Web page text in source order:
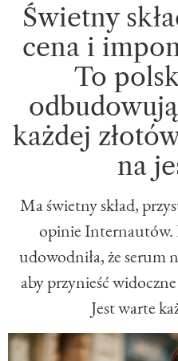
Świetny
cena i
To
każdej
na
Ma świetny skład,
opinie Internautów.
udowodniła, że serum
aby przynieść
Jest warte